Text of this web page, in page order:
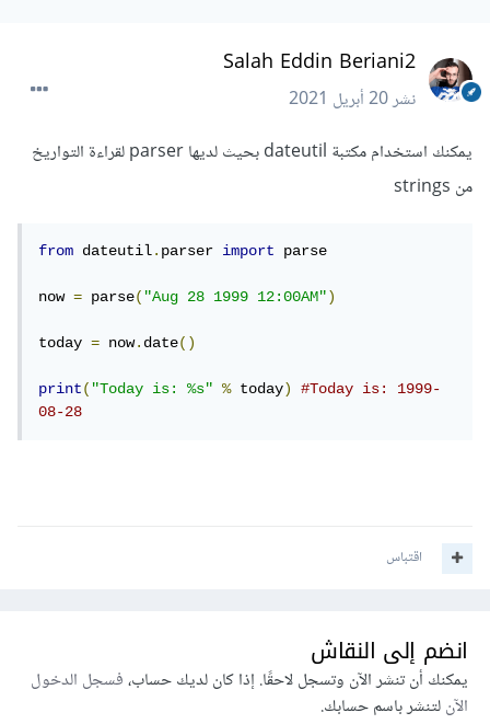
Salah Eddin Beriani2
نشر20 أبريل 2021
يمكنك استخدام مكتبة dateutil بحيث لديها parser لقراءة التواريخ
من strings
from dateutil.parser import parse
now = parse("Aug 28 1999 12:00AM")
today = now.date()
print("Today is: %s" % today)
#Today is: 1999-
08-28
اقتباس
انضم إلى النقاش
يمكنك أن تنشر الآن وتسجل لاحقًا. إذا كان لديك حساب،فسجل الدخول
الآنلتنشر باسم حسابك.